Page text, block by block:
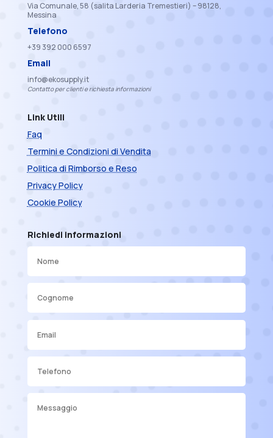
Via Comunale, 58 (salita Larderia Tremestieri) – 98128,
Messina
Telefono
+39 392 000 6597
Email
info@ekosupply.it
Contatto per clienti e richiesta informazioni
Link Utili
Faq
Termini e Condizioni di Vendita
Politica di Rimborso e Reso
Privacy Policy
Cookie Policy
Richiedi informazioni